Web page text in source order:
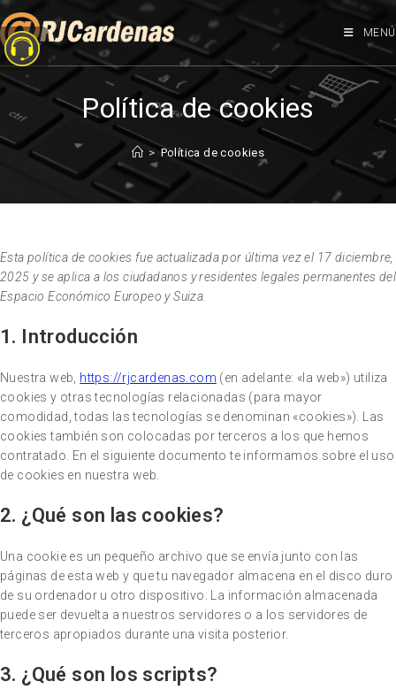
MENÚ
Política de cookies
> Política de cookies
Esta política de cookies fue actualizada por última vez el 17 diciembre,
2025 y se aplica a los ciudadanos y residentes legales permanentes del
Espacio Económico Europeo y Suiza.
1. Introducción
Nuestra web, https://rjcardenas.com (en adelante: «la web») utiliza
cookies y otras tecnologías relacionadas (para mayor
comodidad, todas las tecnologías se denominan «cookies»). Las
cookies también son colocadas por terceros a los que hemos
contratado. En el siguiente documento te informamos sobre el uso
de cookies en nuestra web.
2. ¿Qué son las cookies?
Una cookie es un pequeño archivo que se envía junto con las
páginas de esta web y que tu navegador almacena en el disco duro
de su ordenador u otro dispositivo. La información almacenada
puede ser devuelta a nuestros servidores o a los servidores de
terceros apropiados durante una visita posterior.
3. ¿Qué son los scripts?